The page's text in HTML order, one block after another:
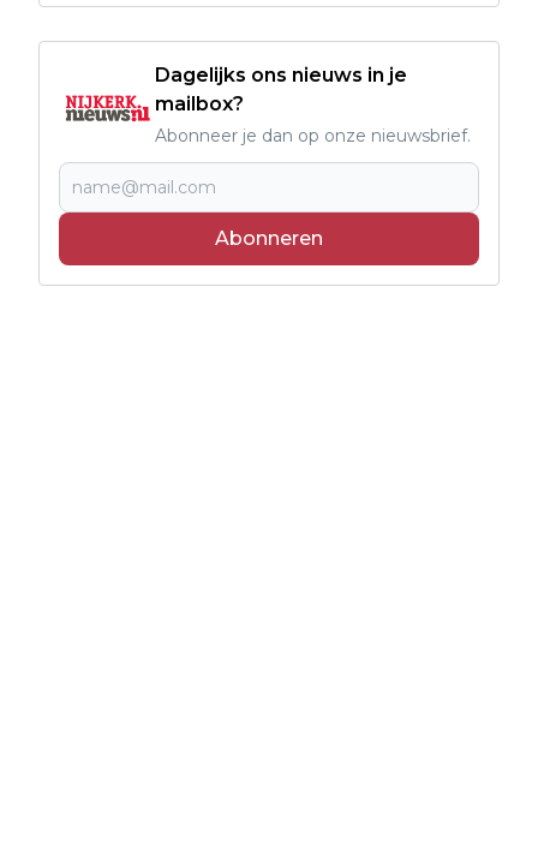
Dagelijks ons nieuws in je
mailbox?
Abonneer je dan op onze nieuwsbrief.
Abonneren